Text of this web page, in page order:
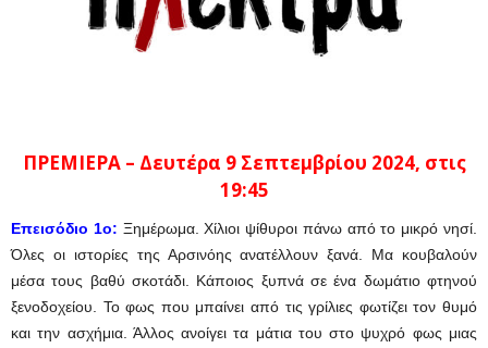
ΠΡΕΜΙΕΡΑ – Δευτέρα 9 Σεπτεμβρίου 2024, στις
19:45
Επεισόδιο 1ο: Ξημέρωμα. Χίλιοι ψίθυροι πάνω από το μικρό νησί.
Όλες οι ιστορίες της Αρσινόης ανατέλλουν ξανά. Μα κουβαλούν
μέσα τους βαθύ σκοτάδι. Κάποιος ξυπνά σε ένα δωμάτιο φτηνού
ξενοδοχείου. Το φως που μπαίνει από τις γρίλιες φωτίζει τον θυμό
και την ασχήμια. Άλλος ανοίγει τα μάτια του στο ψυχρό φως μιας